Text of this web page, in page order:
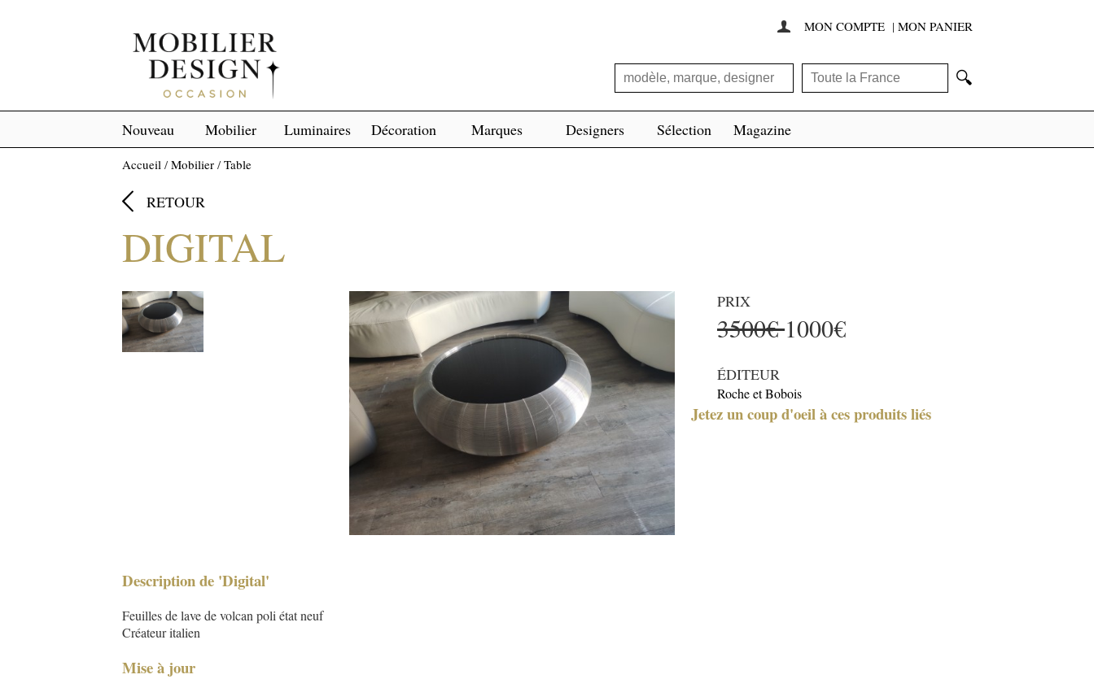
 MON COMPTE | MON PANIER
🔍
Nouveau Mobilier Luminaires Décoration Marques Designers Sélection Magazine
Accueil/Mobilier/Table
 RETOUR
DIGITAL
PRIX
3500€1000€
ÉDITEUR
Roche et Bobois
Description de 'Digital'
Feuilles de lave de volcan poli état neuf
Créateur italien
Mise à jour
Jetez un coup d'oeil à ces produits liés